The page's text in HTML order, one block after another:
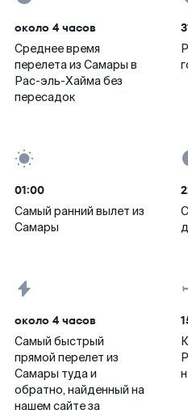
около 4 часов
Среднее время
перелета из Самары в
Рас-эль-Хайма без
пересадок
01:00
Самый ранний вылет из
Самары
около 4 часов
Самый быстрый
прямой перелет из
Самары туда и
обратно, найденный на
нашем сайте за